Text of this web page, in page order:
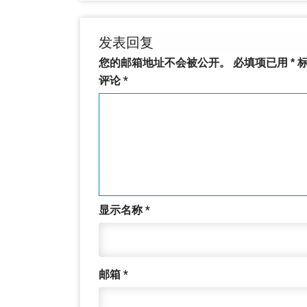
发表回复
您的邮箱地址不会被公开。 必填项已用 *
评论*
显示名称*
邮箱 *